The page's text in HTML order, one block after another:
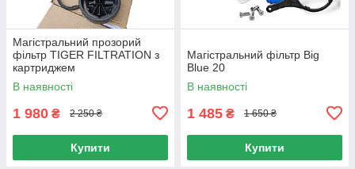
Магістральний прозорий
фільтр TIGER FILTRATION з
картриджем
В наявності
1 980 ₴ 2 250 ₴
Купити
Магістральний фільтр Big
Blue 20
В наявності
1 485 ₴ 1 650 ₴
Купити